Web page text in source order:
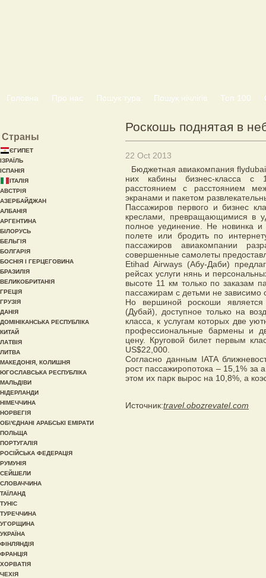
Головна Про нас Пошук тура Пошук нічлігів Топ 100
Роскошь поднятая в
22 Oct 2013
Бюджетная авиакомпания
них кабины бизнес-класса с
расстоянием с расстоянием
экранами и пакетом
Пассажиров первого и бизнес
креслами, превращающимися в
полное уединение. Не новинка и
полете или бродить по
пассажиров авиакомпании
совершенные самолеты
Etihad Airways (Абу-Даби)
рейсах услуги нянь и
высоте 11 км только по заказам
пассажирам с детьми не зависимо
Но вершиной роскоши
(Дубай), доступное только на
класса, к услугам которых две
профессиональные бармены и
цену. Круговой билет первым
US$22,000.
Согласно данным IATA
рост пассажиропотока – 15,1% за
этом их парк вырос на 10,8%, а
Источник:travel.obozrevatel.com
Страны
ЄГИПЕТ
ІЗРАЇЛЬ
ІСПАНІЯ
ІТАЛІЯ
АВСТРІЯ
АЗЕРБАЙДЖАН
АЛБАНІЯ
АРГЕНТИНА
БІЛОРУСЬ
БЕЛЬГІЯ
БОЛГАРІЯ
БОСНІЯ І ГЕРЦЕГОВИНА
БРАЗИЛІЯ
ВЕЛИКОБРИТАНІЯ
ГРЕЦІЯ
ГРУЗІЯ
ДАНІЯ
ДОМІНІКАНСЬКА РЕСПУБЛІКА
КИТАЙ
ЛАТВІЯ
ЛИТВА
МАКЕДОНІЯ, КОЛИШНЯ
ЮГОСЛАВСЬКА РЕСПУБЛІКА
МАЛЬДІВИ
НІДЕРЛАНДИ
НІМЕЧЧИНА
НОРВЕГІЯ
ОБ\'ЄДНАНІ АРАБСЬКІ ЕМІРАТИ
ПОЛЬЩА
ПОРТУГАЛІЯ
РОСІЙСЬКА ФЕДЕРАЦІЯ
РУМУНІЯ
СЕЙШЕЛИ
СЛОВАЧЧИНА
ТАЇЛАНД
ТУНІС
ТУРЕЧЧИНА
УГОРЩИНА
УКРАЇНА
ФІНЛЯНДІЯ
ФРАНЦІЯ
ХОРВАТІЯ
ЧЕХІЯ